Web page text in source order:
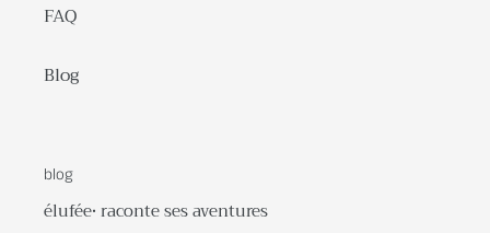
FAQ
Blog
blog
élufée• raconte ses aventures